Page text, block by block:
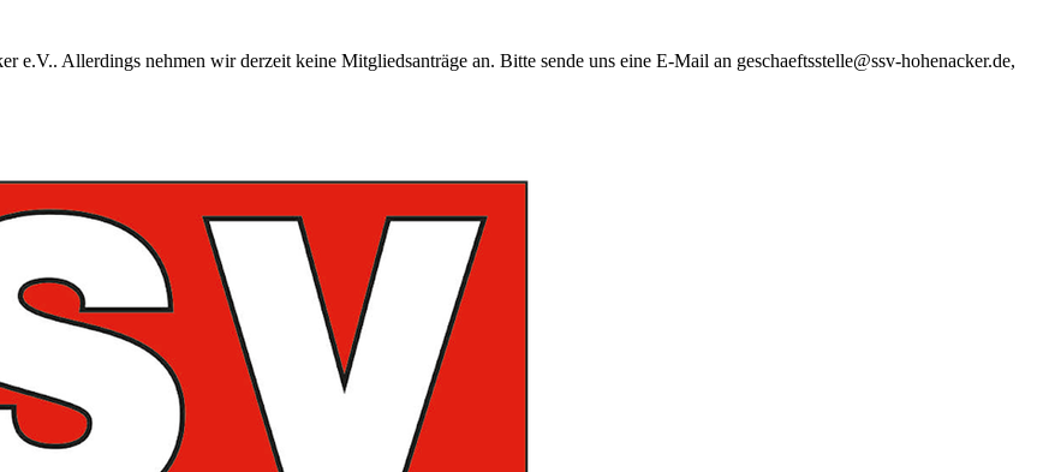
Allerdings nehmen wir derzeit keine Mitgliedsanträge an. Bitte sende uns eine E-Mail an geschaeftsstelle@ssv-hohenacker.de,